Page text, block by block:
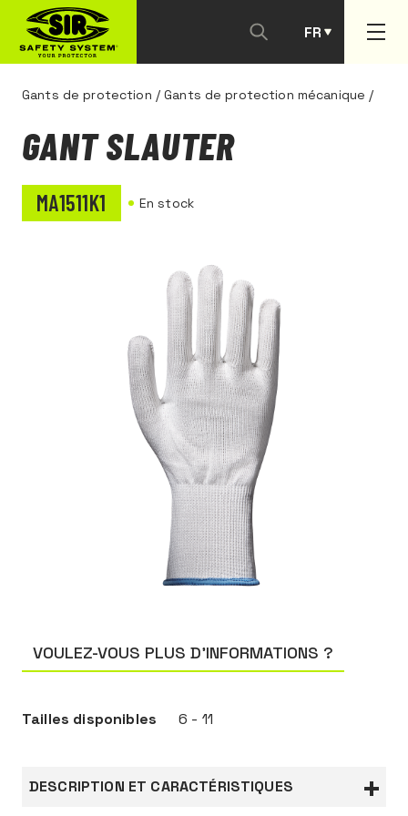
FR
PT
Gants de protection /Gants de protection mécanique /
VOULEZ-VOUS PLUS D’INFORMATIONS ?
Tailles disponibles 6 - 11
DESCRIPTION ET CARACTÉRISTIQUES
GANT SLAUTER
MA1511K1 En stock